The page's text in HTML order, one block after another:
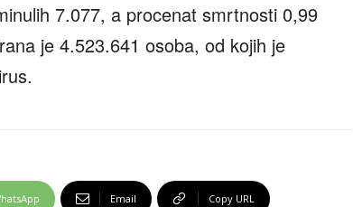
7.077, a procenat smrtnosti 0,99
je 4.523.641 osoba, od kojih je
Email Copy URL